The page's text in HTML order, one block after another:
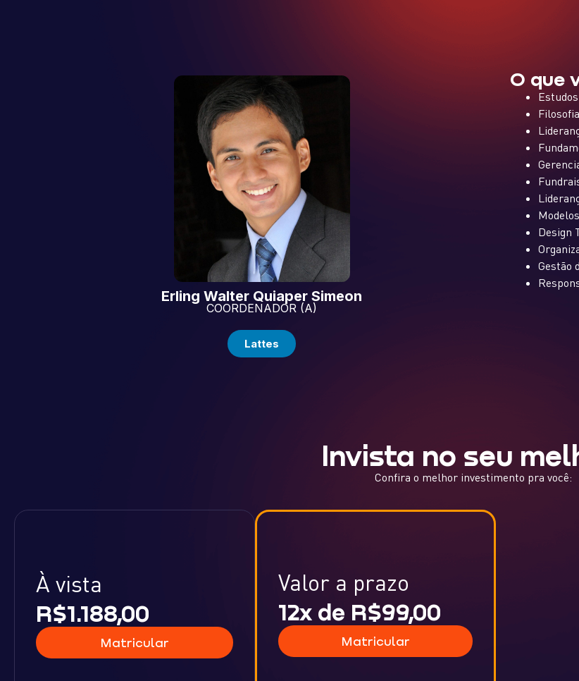
Erling Walter Quiaper Simeon
COORDENADOR (A)
Lattes
O que
Design
Gestão
Invista no seu
Confira o melhor investimento pra você:
À vista
R$1.188,00
Matricular
Valor a prazo
12x de R$99,00
Matricular